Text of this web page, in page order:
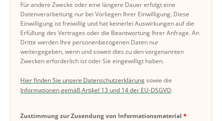
Für andere Zwecke oder eine längere Dauer erfolgt eine
Datenverarbeitung nur bei Vorliegen Ihrer Einwilligung. Diese
Einwilligung ist freiwillig und hat keinerlei Auswirkungen auf die
Erfüllung des Vertrages oder die Beantwortung Ihrer Anfrage. An
Dritte werden Ihre personenbezogenen Daten nur
weitergegeben, wenn und soweit dies zu den vorgenannten
Zwecken erforderlich ist oder Sie eingewilligt haben.
Hier finden Sie unsere Datenschutzerklärungsowie die
Informationen gemäß Artikel 13 und 14 der EU-DSGVO.
Zustimmung zur Zusendung von Informationsmaterial